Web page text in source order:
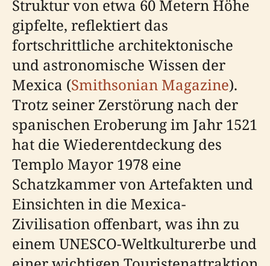
Struktur von etwa 60 Metern Höhe
gipfelte, reflektiert das
fortschrittliche architektonische
und astronomische Wissen der
Mexica (Smithsonian Magazine).
Trotz seiner Zerstörung nach der
spanischen Eroberung im Jahr 1521
hat die Wiederentdeckung des
Templo Mayor 1978 eine
Schatzkammer von Artefakten und
Einsichten in die Mexica-
Zivilisation offenbart, was ihn zu
einem UNESCO-Weltkulturerbe und